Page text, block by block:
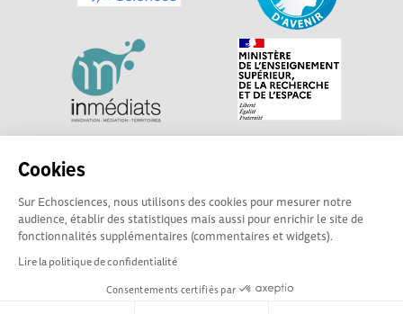
Cookies
Sur Echosciences, nous utilisons des cookies pour mesurer notre
audience, établir des statistiques mais aussi pour enrichir le site de
fonctionnalités supplémentaires (commentaires et widgets).
Lire la politique de confidentialité
Consentements certifiés par
Explorer, s’exprimer, rentrer en contact : Echosciences
sciences et de technologies du territoire. Propulsé par
Centre•Sciences/ Contact : echosciences@centre-
sciences.fr
Mentions légales|Politique de confidentialité